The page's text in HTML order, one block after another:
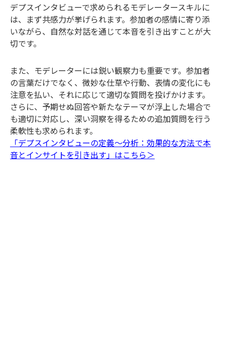
デプスインタビューで求められるモデレータースキルに
は、まず共感力が挙げられます。参加者の感情に寄り添
いながら、自然な対話を通じて本音を引き出すことが大
切です。
また、モデレーターには鋭い観察力も重要です。参加者
の言葉だけでなく、微妙な仕草や行動、表情の変化にも
注意を払い、それに応じて適切な質問を投げかけます。
さらに、予期せぬ回答や新たなテーマが浮上した場合で
も適切に対応し、深い洞察を得るための追加質問を行う
柔軟性も求められます。
「デプスインタビューの定義～分析：効果的な方法で本
音とインサイトを引き出す」はこちら＞